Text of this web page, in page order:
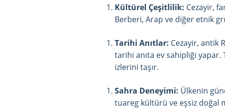
Kültürel Çeşitlilik: Cezayir,
Berberi, Arap ve diğer etnik
Tarihi Anıtlar: Cezayir, antik
tarihi anıta ev sahipliği
izlerini taşır.
Sahra Deneyimi: Ülkenin
tuareg kültürü ve eşsiz doğal